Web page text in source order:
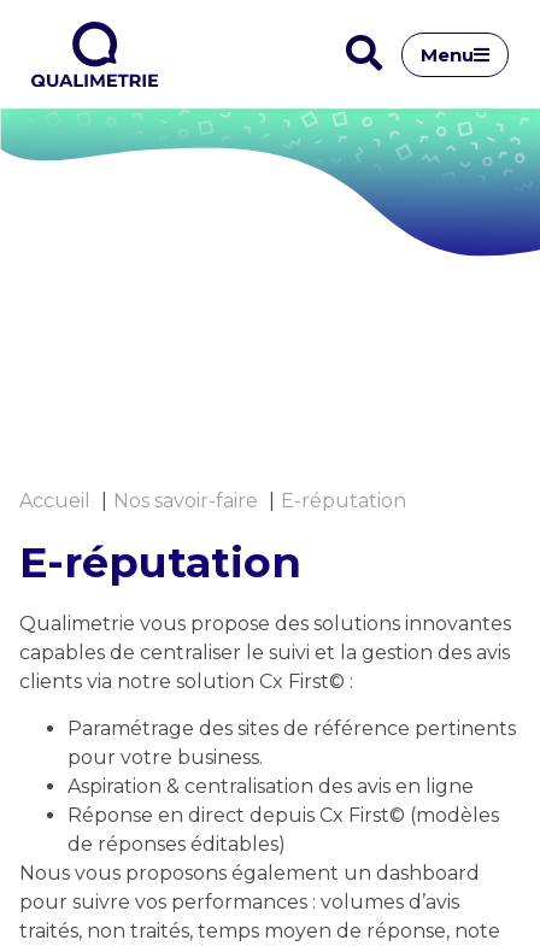
Menu
Accueil Nos savoir-faire E-réputation
E-réputation
Qualimetrie vous propose des solutions innovantes
capables de centraliser le suivi et la gestion des avis
clients via notre solution Cx First© :
Paramétrage des sites de référence pertinents
pour votre business.
Aspiration & centralisation des avis en ligne
Réponse en direct depuis Cx First© (modèles
de réponses éditables)
Nous vous proposons également un dashboard
pour suivre vos performances : volumes d’avis
traités, non traités, temps moyen de réponse, note